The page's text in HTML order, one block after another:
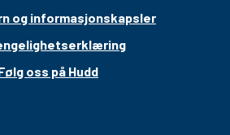
og informasjonskapsler
oss på Hudd